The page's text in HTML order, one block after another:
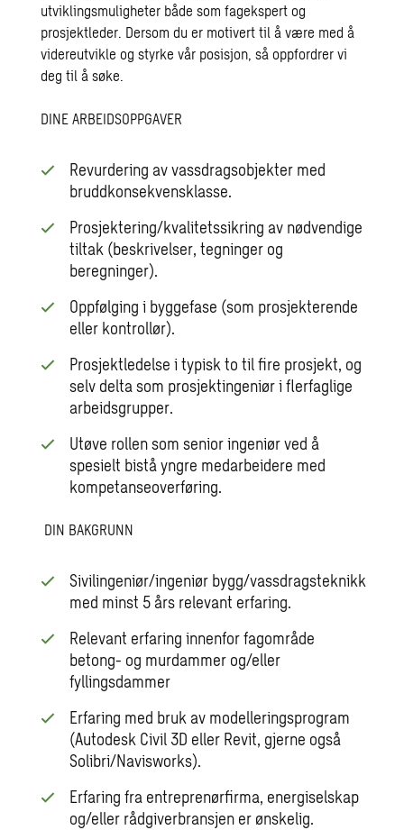
utviklingsmuligheter både som fagekspert og
prosjektleder. Dersom du er motivert til å være med å
videreutvikle og styrke vår posisjon, så oppfordrer vi
deg til å søke.
DINE ARBEIDSOPPGAVER
Revurdering av vassdragsobjekter med
bruddkonsekvensklasse.
Prosjektering/kvalitetssikring av nødvendige
tiltak (beskrivelser, tegninger og
beregninger).
Oppfølging i byggefase (som prosjekterende
eller kontrollør).
Prosjektledelse i typisk to til fire prosjekt, og
selv delta som prosjektingeniør i flerfaglige
arbeidsgrupper.
Utøve rollen som senior ingeniør ved å
spesielt bistå yngre medarbeidere med
kompetanseoverføring.
DIN BAKGRUNN
Sivilingeniør/ingeniør bygg/vassdragsteknikk
med minst 5 års relevant erfaring.
Relevant erfaring innenfor fagområde
betong- og murdammer og/eller
fyllingsdammer
Erfaring med bruk av modelleringsprogram
(Autodesk Civil 3D eller Revit, gjerne også
Solibri/Navisworks).
Erfaring fra entreprenørfirma, energiselskap
og/eller rådgiverbransjen er ønskelig.